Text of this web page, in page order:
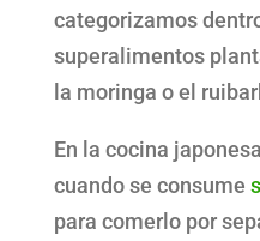
categorizamos
superalimentos
la moringa o el
En la cocina
cuando se consume
para comerlo por